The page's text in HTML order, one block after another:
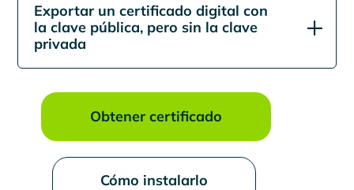
Exportar un certificado digital con
la clave pública, pero sin la clave
privada
Obtener certificado
Cómo instalarlo